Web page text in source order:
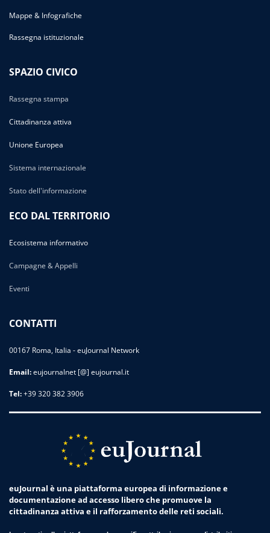
Mappe & Infografiche
Rassegna istituzionale
SPAZIO CIVICO
Rassegna stampa
Cittadinanza attiva
Unione Europea
Sistema internazionale
Stato dell'informazione
ECO DAL TERRITORIO
Ecosistema informativo
Campagne & Appelli
Eventi
CONTATTI
00167 Roma, Italia - euJournal Network
Email:eujournalnet [@] eujournal.it
Tel:+39 320 382 3906
euJournal è una piattaforma europea di informazione e
documentazione ad accesso libero che promuove la
cittadinanza attiva e il rafforzamento delle reti sociali.